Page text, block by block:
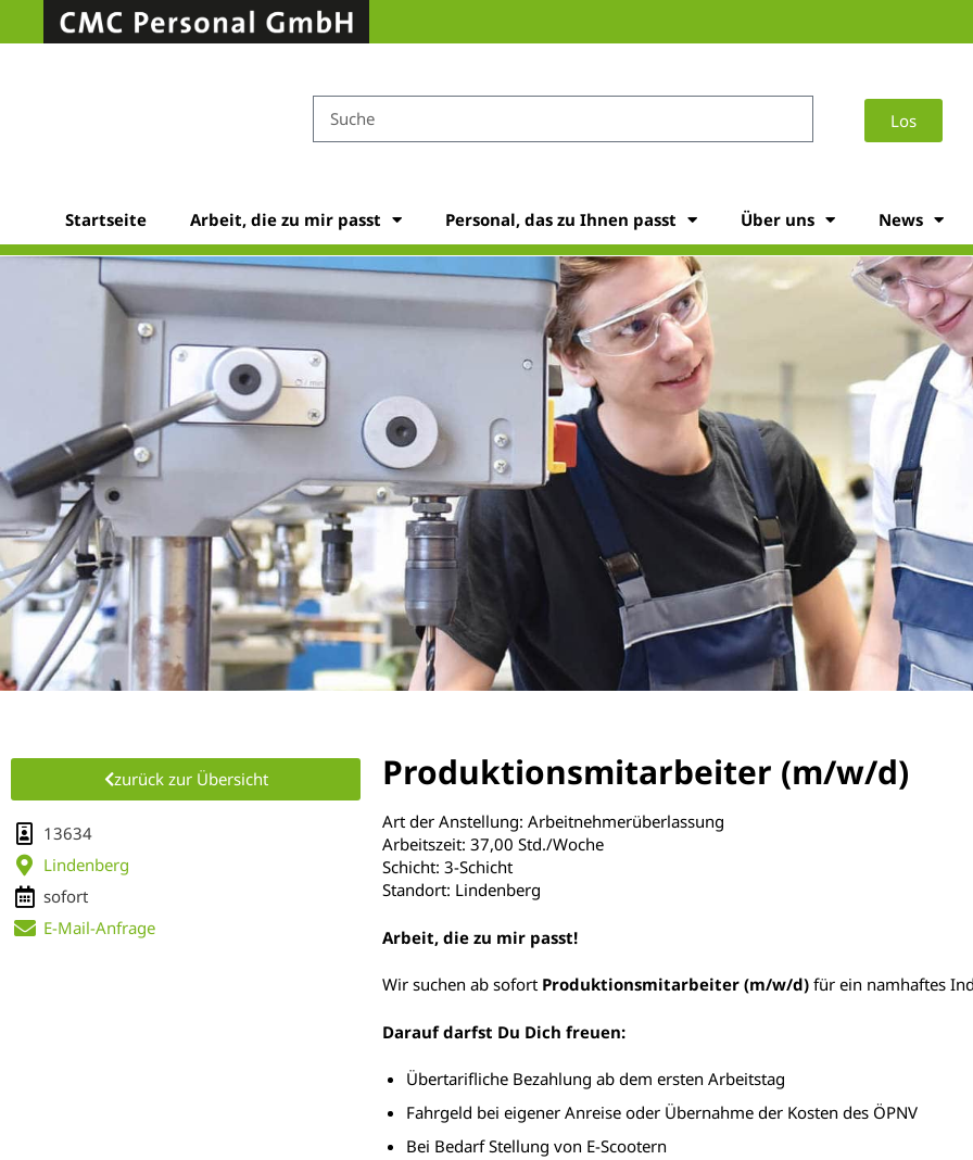
Los
Startseite Arbeit, die zu mir passt Personal, das zu Ihnen passt Über uns News
zurück zur Übersicht
13634
Lindenberg
sofort
E-Mail-Anfrage
Produktionsmitarbeiter (m/w/d)
Art der Anstellung: Arbeitnehmerüberlassung
Arbeitszeit: 37,00 Std./Woche
Schicht: 3-Schicht
Standort: Lindenberg
Arbeit, die zu mir passt!
Wir suchen ab sofort Produktionsmitarbeiter (m/w/d) für ein namhaftes
Darauf darfst Du Dich freuen:
Übertarifliche Bezahlung ab dem ersten Arbeitstag
Fahrgeld bei eigener Anreise oder Übernahme der Kosten des ÖPNV
Bei Bedarf Stellung von E-Scootern